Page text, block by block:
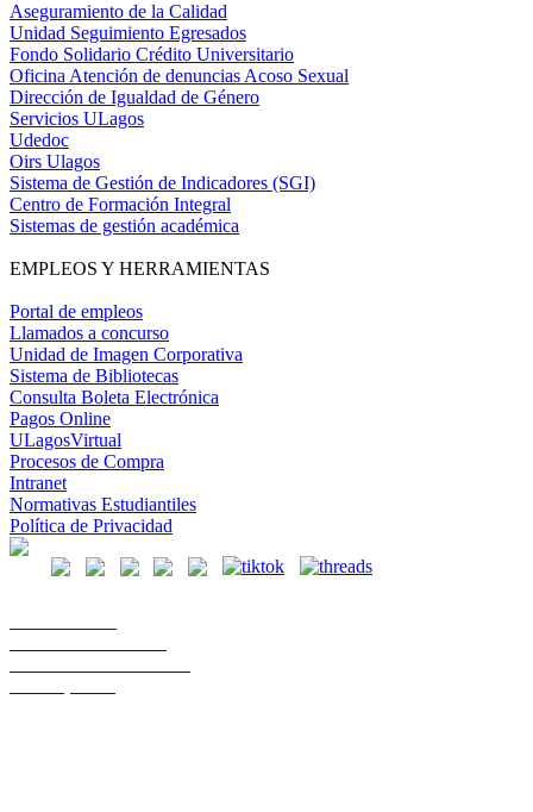
Aseguramiento de la Calidad
Unidad Seguimiento Egresados
Fondo Solidario Crédito Universitario
Oficina Atención de denuncias Acoso Sexual
Dirección de Igualdad de Género
Servicios ULagos
Udedoc
Oirs Ulagos
Sistema de Gestión de Indicadores (SGI)
Centro de Formación Integral
Sistemas de gestión académica
EMPLEOS Y HERRAMIENTAS
Portal de empleos
Llamados a concurso
Unidad de Imagen Corporativa
Sistema de Bibliotecas
Consulta Boleta Electrónica
Pagos Online
ULagosVirtual
Procesos de Compra
Intranet
Normativas Estudiantiles
Política de Privacidad